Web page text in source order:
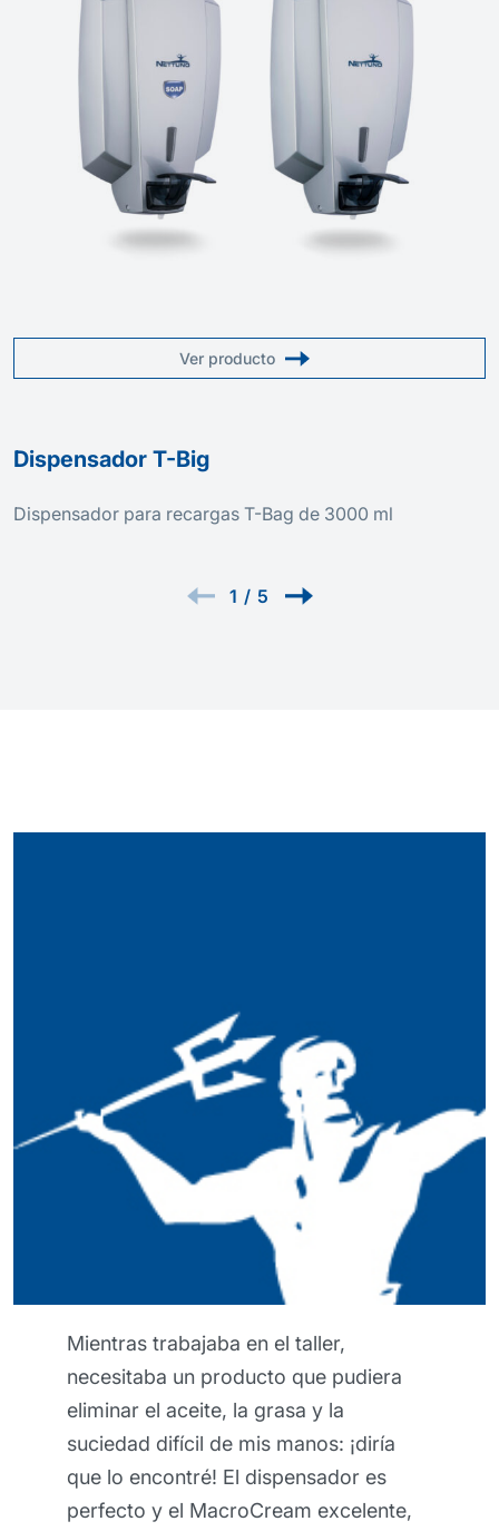
Ver producto
Dispensador T-Big
Dispensador para recargas T-Bag de 3000 ml
1 / 5
Esta crema barrera me pareció
realmente excepcional, porque
proteger mi piel incluso durante
trabajos más pesados. ¡Mis
definitivamente han estado más
saludables desde que lo uso y